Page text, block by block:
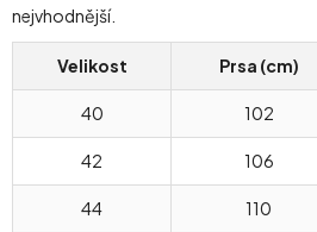
nejvhodnější.
Velikost Prsa (cm)
40 102
42 106
44 110